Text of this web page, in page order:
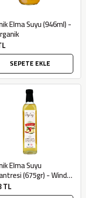
Elma Suyu (946ml) -
SEPETE EKLE
Elma Suyu
(675gr) - Windy
TL